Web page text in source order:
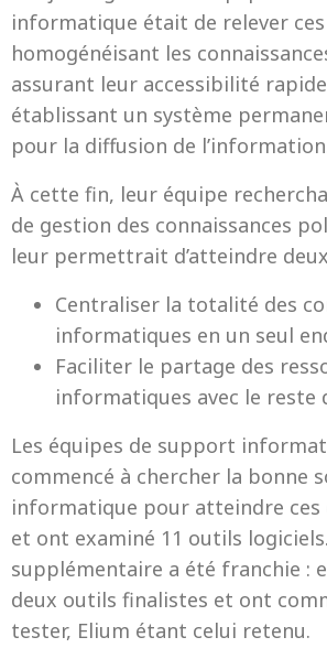
informatique était de relever
homogénéisant les
assurant leur accessibilité
établissant un système
pour la diffusion de
À cette fin, leur équipe
de gestion des connaissances
leur permettrait d’atteindre
Centraliser la totalité des
informatiques en un seul
Faciliter le partage des
informatiques avec le reste
Les équipes de support
commencé à chercher la bonne
informatique pour atteindre
et ont examiné 11 outils
supplémentaire a été franchie :
deux outils finalistes et ont
tester, Elium étant celui retenu.